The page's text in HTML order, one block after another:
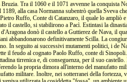
Bruzia. Tra il 1060 e il 1071 avvenne la conquista
alla casa Normanna subentrò quella Sveva
Ruffo, Conte di Catanzaro, il quale lo ampliò
il castello, si stabilirono a Pacì. Estintasi la
donò il castello a Guttierez de Nava, il
abbandonarono definitivamente Scilla. La
In seguito ai successivi mutamenti politici, i de
il feudo al cognato Paolo Ruffo, conte di
tirrenica e, di conseguenza, per il suo
la propria dimora all'interno del manufatto
militare. Inoltre, nei sotterranei della